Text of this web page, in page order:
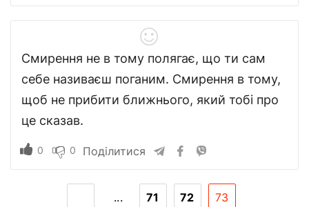
Смирення не в тому полягає, що ти сам
себе називаєш поганим. Смирення в тому,
щоб не прибити ближнього, який тобі про
це сказав.
0 0 Поділитися
... 71 72 73